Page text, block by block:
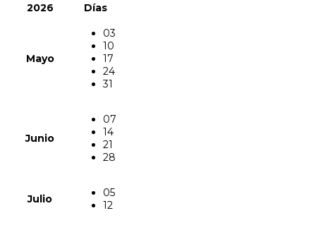
2026 Días
Mayo
03
10
17
24
31
Junio
07
14
21
28
Julio
05
12